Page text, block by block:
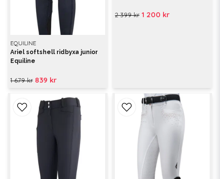
EQUILINE
Ariel softshell ridbyxa junior
Equiline
1 679 kr 839 kr
2 399 kr 1 200 kr